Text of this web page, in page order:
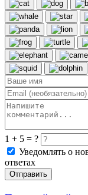
1 + 5 = ?
Уведомлять о
ответах
Отправить